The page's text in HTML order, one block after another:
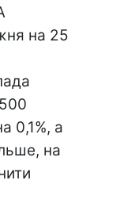
на 25
0,1%, а
на